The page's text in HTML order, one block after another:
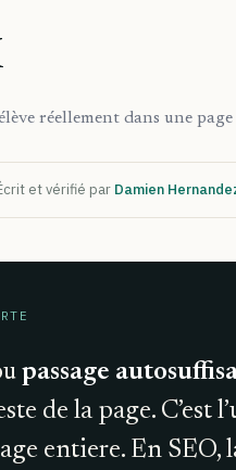
réellement dans une
et vérifié par Damien
passage
de la page.
entiere. En